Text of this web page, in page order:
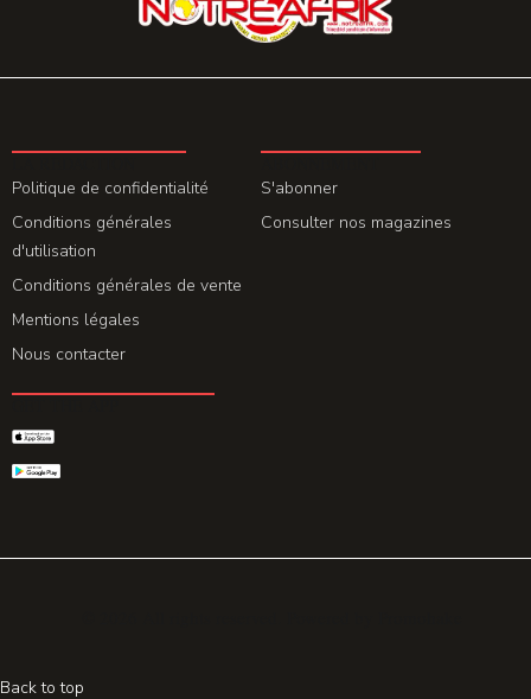
Politique de confidentialité
Conditions générales
d'utilisation
Conditions générales de vente
Mentions légales
Nous contacter
S'abonner
Consulter nos magazines
Back to top